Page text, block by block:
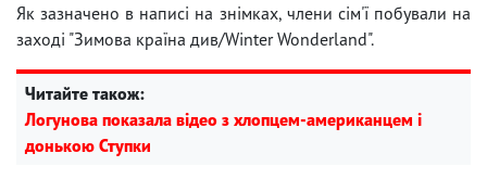
Як зазначено в написі на знімках, члени сім'ї побували на
заході "Зимова країна див/Winter Wonderland".
Читайте також:
Логунова показала відео з хлопцем-американцем і
донькою Ступки